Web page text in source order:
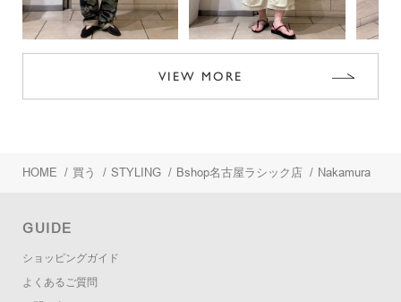
VIEW MORE
HOME / 買う / STYLING / Bshop名古屋ラシック店 / Nakamura
GUIDE
ショッピングガイド
よくあるご質問